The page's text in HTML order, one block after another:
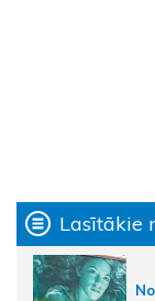
Lasītākie